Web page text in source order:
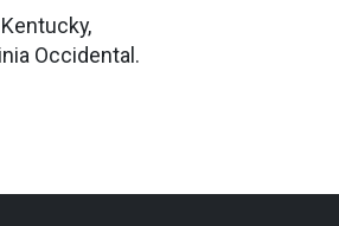
Occidental.